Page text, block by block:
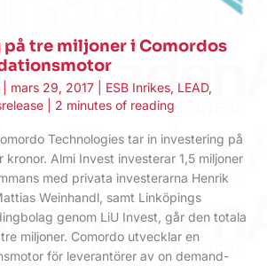
tre miljoner i Comordos
mars 29, 2017 ESB Inrikes, LEAD,
2 minutes of reading
Technologies tar in investering på
kronor. Almi Invest investerar 1,5 miljoner
med privata investerarna Henrik
Weinhandl, samt Linköpings
genom LiU Invest, går den totala
miljoner. Comordo utvecklar en
för leverantörer av on demand-